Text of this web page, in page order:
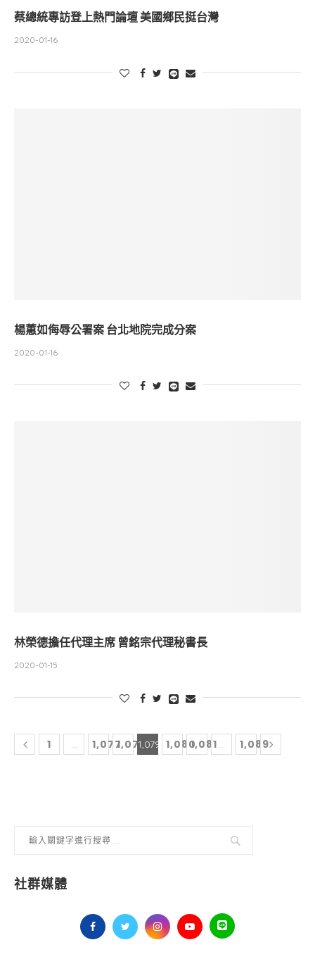
蔡總統專訪登上熱門論壇 美國鄉民挺台灣
2020-01-16
楊蕙如侮辱公署案 台北地院完成分案
2020-01-16
林榮德擔任代理主席 曾銘宗代理秘書長
2020-01-15
1 ... 1,0771,0781,079 1,0801,081 ... 1,089
社群媒體